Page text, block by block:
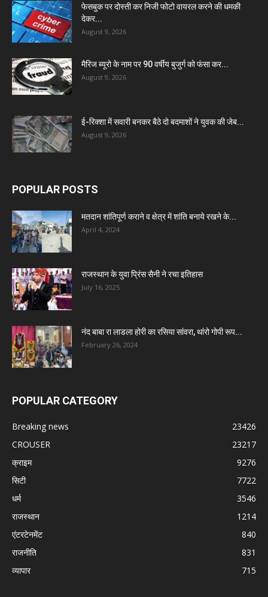
फेसबुक पर दोस्ती कर निजी फोटो वायरल करने की धमकी
देकर...
August 9, 2026
मैरिज ब्यूरो के नाम पर 90 वर्षीय बुजुर्ग को फंसा कर...
August 9, 2026
ई-रिक्शा में सवारी बनकर बैठे दो बदमाशों ने युवक की जेब...
August 9, 2026
POPULAR POSTS
मतदान शांतिपूर्ण कराने व क्षेत्र में शांति बनाये रखने के...
April 4, 2024
राजस्थान के युवा प्रिंस सैनी ने रचा इतिहास
July 16, 2025
नंद बाबा रा लाडला होरी का रसिया सांवरा, थांरो गोपी रूप...
February 26, 2024
POPULAR CATEGORY
Breaking news
23426
CROUSER
23217
क्राइम
9276
सिटी
7722
धर्म
3546
राजस्थान
1214
एंटरटेनमेंट
840
राजनीति
831
व्यापार
715